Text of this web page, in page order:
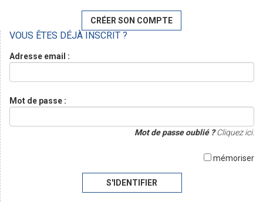
CRÉER SON COMPTE
VOUS ÊTES DÉJÀ INSCRIT ?
Adresse email :
Mot de passe :
Mot de passe oublié ?Cliquez ici.
mémoriser
S'IDENTIFIER